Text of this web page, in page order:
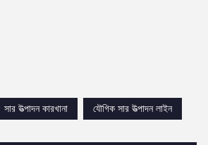
সার উত্পাদন কারখানা যৌগিক সার উত্পাদন লাইন